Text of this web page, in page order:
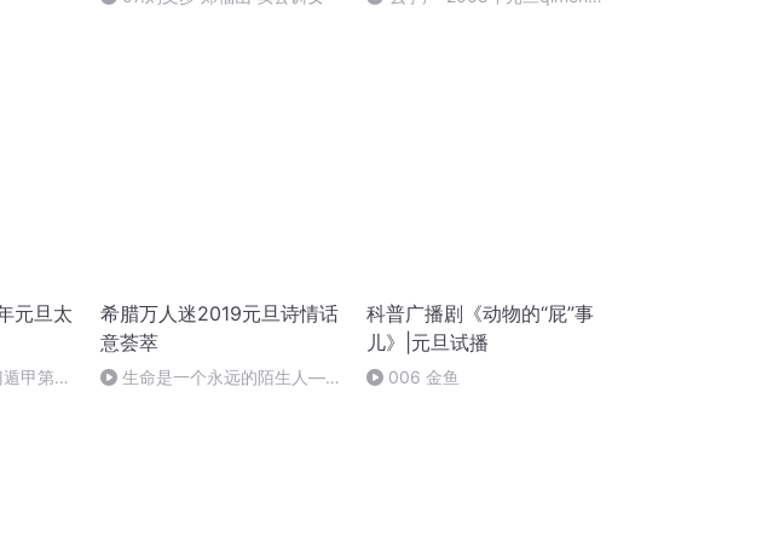
元旦太
甲第一
希腊万人迷2019元旦诗情话
意荟萃
生命是一个永远的陌生人——
科普广播剧《动物的“屁”事
儿》|元旦试播
006 金鱼